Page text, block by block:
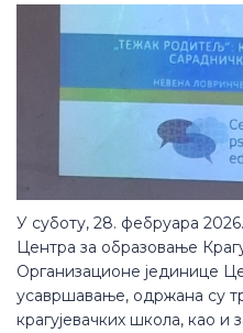
У суботу, 28. фебруара
Центра за образовање
Организационе јединице
усавршавање, одржана су
крагујевачких школа, као и